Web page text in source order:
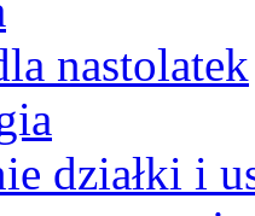
nastolatek
działki i